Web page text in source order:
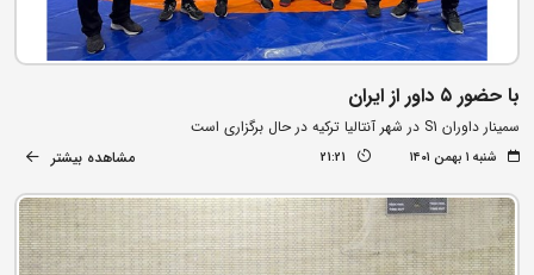
با حضور ۵ داور از ایران
سمینار داوران S1 در شهر آنتالیا ترکیه در حال برگزاری است
شنبه ۱ بهمن ۱۴۰۱ 21:21 مشاهده بیشتر